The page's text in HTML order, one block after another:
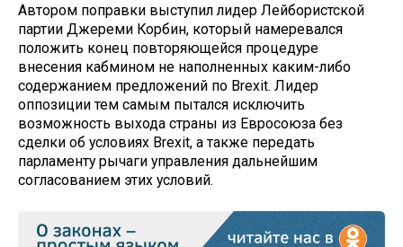
Автором поправки выступил лидер Лейбористской
партии Джереми Корбин, который намеревался
положить конец повторяющейся процедуре
внесения кабмином не наполненных каким-либо
содержанием предложений по Brexit. Лидер
оппозиции тем самым пытался исключить
возможность выхода страны из Евросоюза без
сделки об условиях Brexit, а также передать
парламенту рычаги управления дальнейшим
согласованием этих условий.